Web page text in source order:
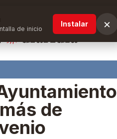
de
de inicio
Instalar ×